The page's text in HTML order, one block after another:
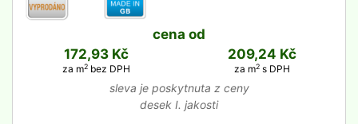
cena od
172,93 Kč
za m2bez DPH
209,24 Kč
za m2 s DPH
sleva je poskytnuta z ceny
desek I. jakosti